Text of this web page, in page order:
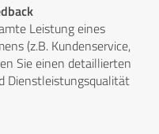
Leistung eines
(z.B. Kundenservice,
Sie einen detaillierten
Dienstleistungsqualität